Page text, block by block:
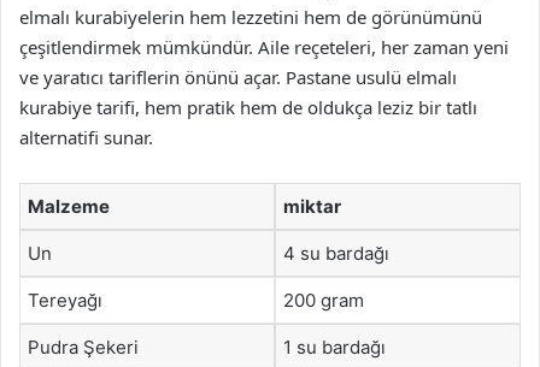
elmalı kurabiyelerin hem lezzetini hem de görünümünü
çeşitlendirmek mümkündür. Aile reçeteleri, her zaman yeni
ve yaratıcı tariflerin önünü açar. Pastane usulü elmalı
kurabiye tarifi, hem pratik hem de oldukça leziz bir tatlı
alternatifi sunar.
Malzeme miktar
Un 4 su bardağı
Tereyağı 200 gram
Pudra Şekeri 1 su bardağı